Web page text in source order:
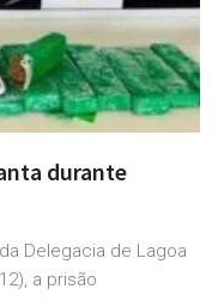
durante
Delegacia de Lagoa
a prisão